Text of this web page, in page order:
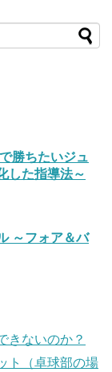
勝ちたいジュ
した指導法～
～フォア＆バ
きないのか？
ト（卓球部の場